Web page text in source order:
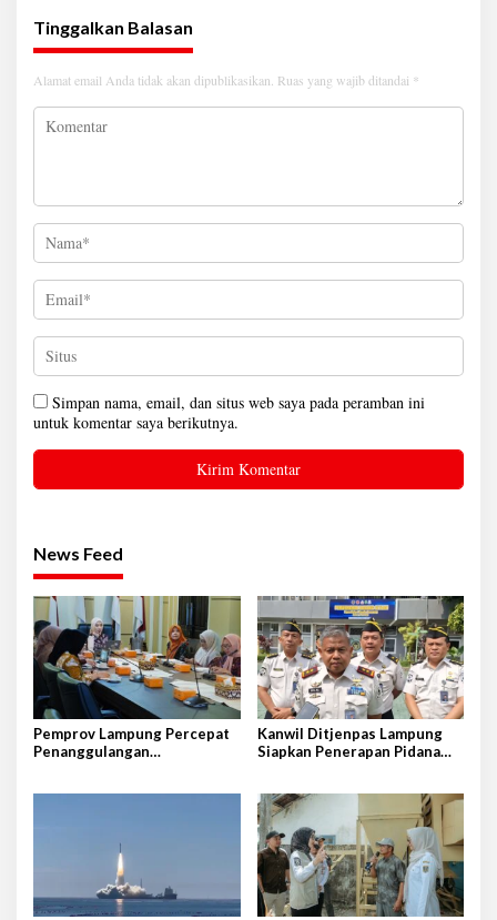
Tinggalkan Balasan
Alamat email Anda tidak akan dipublikasikan. Ruas yang wajib ditandai *
Simpan nama, email, dan situs web saya pada peramban ini
untuk komentar saya berikutnya.
News Feed
Pemprov Lampung Percepat
Penanggulangan
Kanwil Ditjenpas Lampung
Siapkan Penerapan Pidana